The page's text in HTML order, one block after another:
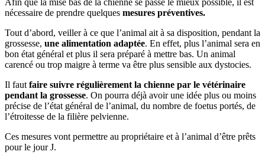
Afin que la mise bas de la chienne se passe le mieux possible, il est
nécessaire de prendre quelques mesures préventives.
Tout d’abord, veiller à ce que l’animal ait à sa disposition, pendant la
grossesse, une alimentation adaptée. En effet, plus l’animal sera en
bon état général et plus il sera préparé à mettre bas. Un animal
carencé ou trop maigre à terme va être plus sensible aux dystocies.
Il faut faire suivre régulièrement la chienne par le vétérinaire
pendant la grossesse. On pourra déjà avoir une idée plus ou moins
précise de l’état général de l’animal, du nombre de foetus portés, de
l’étroitesse de la filière pelvienne.
Ces mesures vont permettre au propriétaire et à l’animal d’être prêts
pour le jour J.